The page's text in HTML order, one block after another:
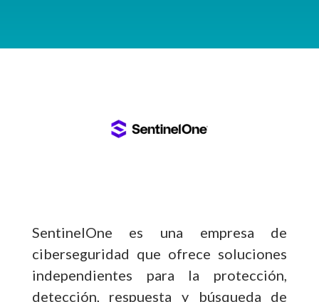
SentinelOne es una empresa de
ciberseguridad que ofrece soluciones
independientes para la protección,
detección, respuesta y búsqueda de